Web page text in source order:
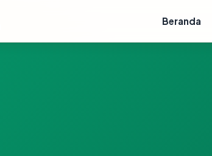
Beranda